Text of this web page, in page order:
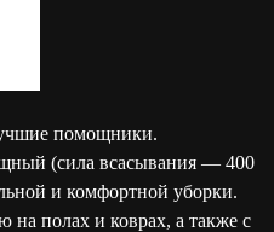
помощники.
(сила всасывания — 400
и комфортной уборки.
на полах и коврах, а также с